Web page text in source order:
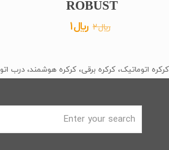
ROBUST
﷼2 قیمت
بود.
﷼1
است.
کرکره اتوماتیک، کرکره برقی، کرکره هوشمند، درب